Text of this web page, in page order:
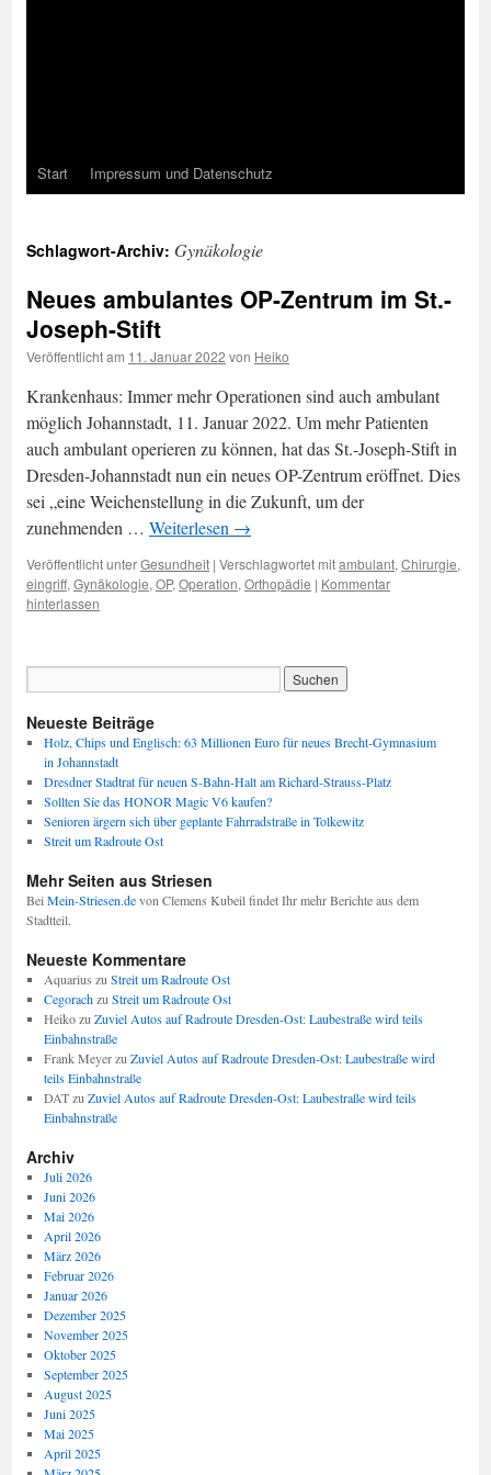
Start Impressum und Datenschutz
Schlagwort-Archiv: Gynäkologie
Neues ambulantes OP-Zentrum im St.-
Joseph-Stift
Veröffentlicht am 11. Januar 2022 von Heiko
Krankenhaus: Immer mehr Operationen sind auch ambulant
möglich Johannstadt, 11. Januar 2022. Um mehr Patienten
auch ambulant operieren zu können, hat das St.-Joseph-Stift in
Dresden-Johannstadt nun ein neues OP-Zentrum eröffnet. Dies
sei „eine Weichenstellung in die Zukunft, um der
zunehmenden … Weiterlesen →
Veröffentlicht unterGesundheit | Verschlagwortet mitambulant, Chirurgie,
eingriff, Gynäkologie, OP, Operation, Orthopädie | Kommentar
hinterlassen
Neueste Beiträge
Holz, Chips und Englisch: 63 Millionen Euro für neues Brecht-Gymnasium
in Johannstadt
Dresdner Stadtrat für neuen S-Bahn-Halt am Richard-Strauss-Platz
Sollten Sie das HONOR Magic V6 kaufen?
Senioren ärgern sich über geplante Fahrradstraße in Tolkewitz
Streit um Radroute Ost
Mehr Seiten aus Striesen
Bei Mein-Striesen.devon Clemens Kubeil findet Ihr mehr Berichte aus dem
Stadtteil.
Neueste Kommentare
Aquarius zu Streit um Radroute Ost
Cegorachzu Streit um Radroute Ost
Heikozu Zuviel Autos auf Radroute Dresden-Ost: Laubestraße wird teils
Einbahnstraße
Frank Meyerzu Zuviel Autos auf Radroute Dresden-Ost: Laubestraße wird
teils Einbahnstraße
DATzu Zuviel Autos auf Radroute Dresden-Ost: Laubestraße wird teils
Einbahnstraße
Archiv
Juli 2026
Juni 2026
Mai 2026
April 2026
März 2026
Februar 2026
Januar 2026
Dezember 2025
November 2025
Oktober 2025
September 2025
August 2025
Juni 2025
Mai 2025
April 2025